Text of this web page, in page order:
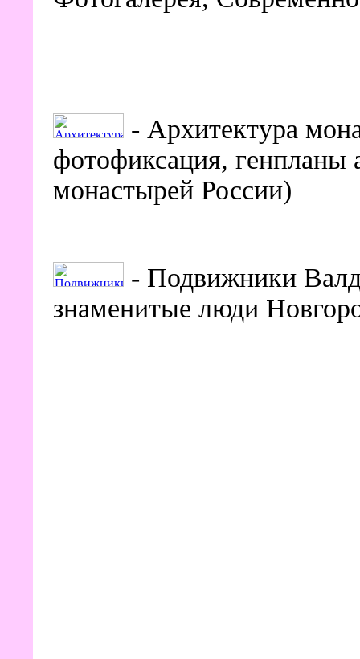
- Архитектура
фотофиксация, генпланы
монастырей России)
- Подвижники
знаменитые люди